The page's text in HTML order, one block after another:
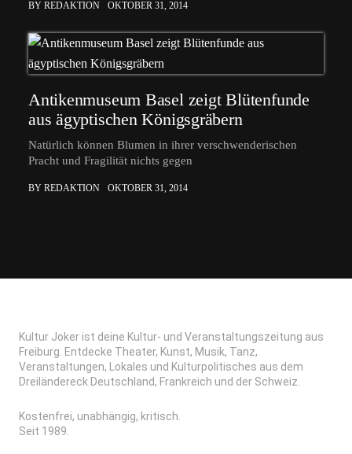
BY REDAKTION OKTOBER 31, 2014
Antikenmuseum Basel zeigt Blütenfunde
aus ägyptischen Königsgräbern
Natürlich können Blumen in ihrer verschwenderischen
Pracht und Fragilität nichts gegen
BY REDAKTION OKTOBER 31, 2014
Kultur Joker ist deine Kultur- und Veranstaltungszeitung aus
Freiburg. Entdecke Theater, Kunst, Musik, Tanz,
Veranstaltungen, Lokales und Kulturpolitisches aus dem
Dreiländereck Deutschland, Frankreich und der Schweiz.
Kostenfrei, unabhängig, kritisch.
Seit 1989.